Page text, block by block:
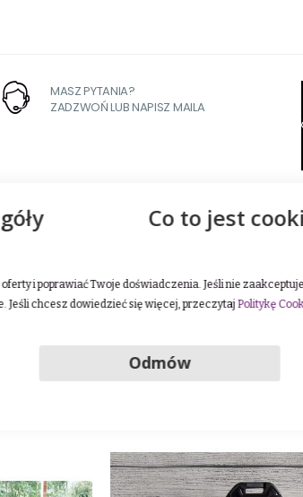
MASZ PYTANIA?
ZADZWOŃ LUB NAPISZ MAILA
Co to jest
i poprawiać Twoje doświadczenia. Jeśli nie
Jeśli chcesz dowiedzieć się więcej, przeczytaj Politykę
Odmów